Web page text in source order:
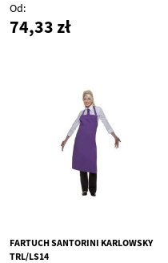
Od
74,33 zł
FARTUCH SANTORINI KARLOWSKY
TRL/LS14